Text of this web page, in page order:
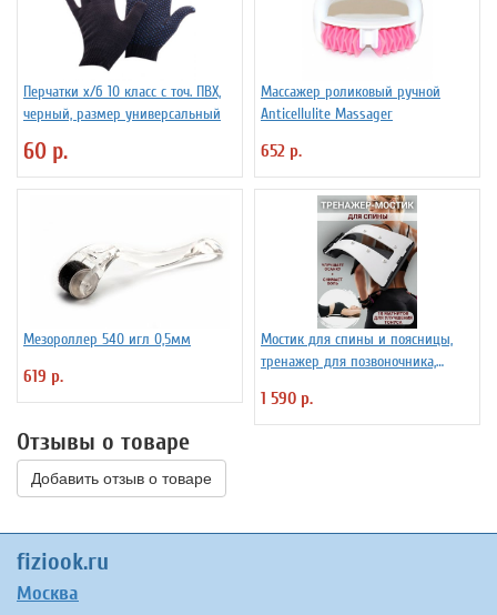
Перчатки х/б 10 класс с точ. ПВХ,
черный, размер универсальный
60 р.
Массажер роликовый ручной
Anticellulite Massager
652 р.
Мезороллер 540 игл 0,5мм
619 р.
Мостик для спины и поясницы,
тренажер для позвоночника,
1 590 р.
Отзывы о товаре
Добавить отзыв о товаре
fiziook.ru
Москва